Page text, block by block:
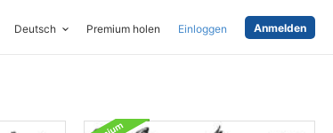
Deutsch Premium holen Einloggen Anmelden